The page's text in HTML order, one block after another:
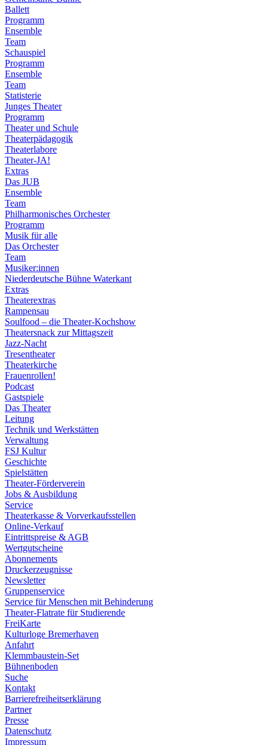
Ballett
Programm
Ensemble
Team
Schauspiel
Programm
Ensemble
Team
Statisterie
Junges Theater
Programm
Theater und Schule
Theaterpädagogik
Theaterlabore
Theater-JA!
Extras
Das JUB
Ensemble
Team
Philharmonisches Orchester
Programm
Musik für alle
Das Orchester
Team
Musiker:innen
Niederdeutsche Bühne Waterkant
Extras
Theaterextras
Rampensau
Soulfood – die Theater-Kochshow
Theatersnack zur Mittagszeit
Jazz-Nacht
Tresentheater
Theaterkirche
Frauenrollen!
Podcast
Gastspiele
Das Theater
Leitung
Technik und Werkstätten
Verwaltung
FSJ Kultur
Geschichte
Spielstätten
Theater-Förderverein
Jobs & Ausbildung
Service
Theaterkasse & Vorverkaufsstellen
Online-Verkauf
Eintrittspreise & AGB
Wertgutscheine
Abonnements
Druckerzeugnisse
Newsletter
Gruppenservice
Service für Menschen mit Behinderung
Theater-Flatrate für Studierende
FreiKarte
Kulturloge Bremerhaven
Anfahrt
Klemmbaustein-Set
Bühnenboden
Suche
Kontakt
Barrierefreiheitserklärung
Partner
Presse
Datenschutz
Impressum